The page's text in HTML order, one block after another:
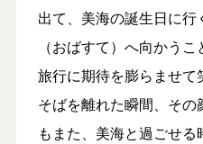
出て、美海の誕生日に
（おばすて）へ向かう
旅行に期待を膨らませ
そばを離れた瞬間、そ
もまた、美海と過ごせ